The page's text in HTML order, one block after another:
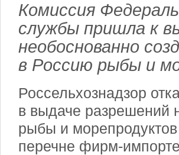
Комиссия
службы пришла к
необоснованно
в Россию рыбы и
Россельхознадзор
в выдаче разрешений
рыбы и морепродуктов
перечне фирм-